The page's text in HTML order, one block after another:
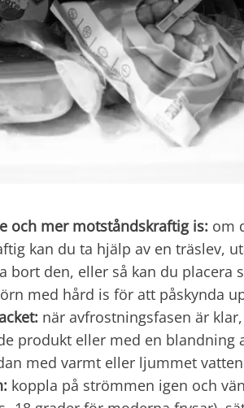
och mer motståndskraftig is: om
kan du ta hjälp av en träslev,
bort den, eller så kan du placera
med hård is för att påskynda
när avfrostningsfasen är
produkt eller med en blandning
med varmt eller ljummet
koppla på strömmen igen och